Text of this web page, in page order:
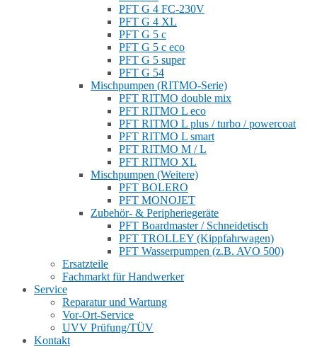
PFT G 4 FC-230V
PFT G 4 XL
PFT G 5 c
PFT G 5 c eco
PFT G 5 super
PFT G 54
Mischpumpen (RITMO-Serie)
PFT RITMO double mix
PFT RITMO L eco
PFT RITMO L plus / turbo / powercoat
PFT RITMO L smart
PFT RITMO M / L
PFT RITMO XL
Mischpumpen (Weitere)
PFT BOLERO
PFT MONOJET
Zubehör- & Peripheriegeräte
PFT Boardmaster / Schneidetisch
PFT TROLLEY (Kippfahrwagen)
PFT Wasserpumpen (z.B. AVO 500)
Ersatzteile
Fachmarkt für Handwerker
Service
Reparatur und Wartung
Vor-Ort-Service
UVV Prüfung/TÜV
Kontakt